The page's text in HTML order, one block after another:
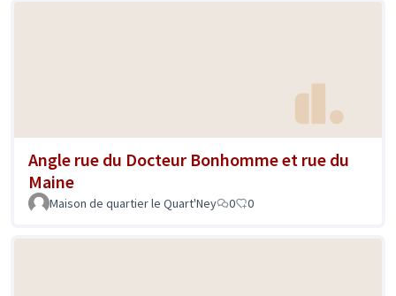
Angle rue du Docteur Bonhomme et rue du
Maine
Maison de quartier le Quart'Ney 0 0